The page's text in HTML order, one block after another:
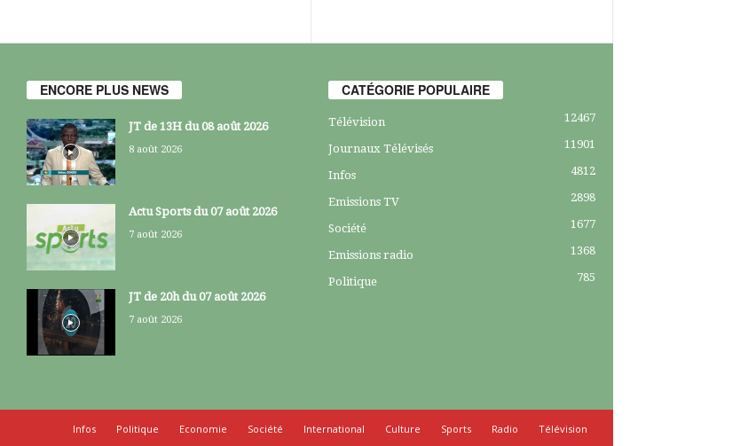
ENCORE PLUS NEWS
JT de 13H du 08 août 2026
8 août 2026
Actu Sports du 07 août 2026
7 août 2026
JT de 20h du 07 août 2026
7 août 2026
CATÉGORIE POPULAIRE
Télévision 12467
Journaux Télévisés 11901
Infos 4812
Emissions TV 2898
Société 1677
Emissions radio 1368
Politique 785
Infos Politique Economie Société International Culture Sports Radio
Télévision